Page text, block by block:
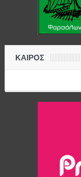
ΚΑΙΡΟΣ